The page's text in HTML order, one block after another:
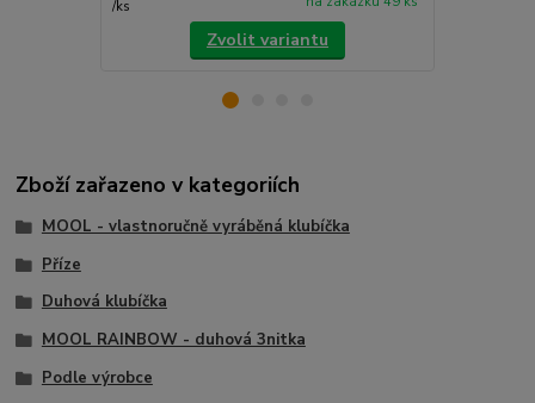
/ks
Zvolit variantu
Zboží zařazeno v kategoriích
MOOL - vlastnoručně vyráběná klubíčka
Příze
Duhová klubíčka
MOOL RAINBOW - duhová 3nitka
Podle výrobce